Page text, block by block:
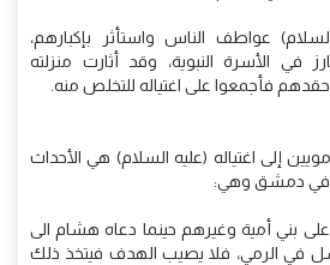
عواطف الناس واستأثر بإكبارهم،
في الأسرة النبوية، وقد أثارت منزلته
فأجمعوا على اغتياله للتخلص منه.
إلى اغتياله (عليه السلام) هي الأحداث
في دمشق وهي:
بني أمية وغيرهم حينما دعاه هشام الى
في الرمي، فلا يصيب الهدف فيتخذ ذلك